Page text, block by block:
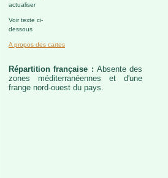
actualiser
Voir texte ci-
dessous
A propos des cartes
Répartition française : Absente des
zones méditerranéennes et d'une
frange nord-ouest du pays.